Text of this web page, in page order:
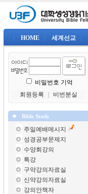
HOME 세계선교
비밀번호 기억
회원등록
비번분실
Bible Study
주일예배메시지
성경공부문제지
수양회강의
특강
구약강의자료실
신약강의자료실
강의안책자